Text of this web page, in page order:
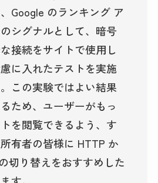
Google のランキング ア
シグナルとして、暗号
接続をサイトで使用し
に入れたテストを実施
この実験ではよい結果
ため、ユーザーがもっ
を閲覧できるよう、す
有者の皆様に HTTP か
切り替えをおすすめした